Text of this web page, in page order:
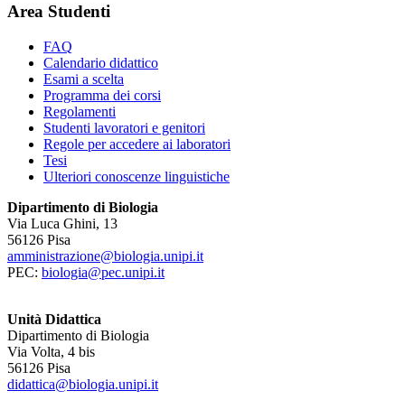
Area Studenti
FAQ
Calendario didattico
Esami a scelta
Programma dei corsi
Regolamenti
Studenti lavoratori e genitori
Regole per accedere ai laboratori
Tesi
Ulteriori conoscenze linguistiche
Dipartimento di Biologia
Via Luca Ghini, 13
56126 Pisa
amministrazione@biologia.unipi.it
PEC: biologia@pec.unipi.it
Unità Didattica
Dipartimento di Biologia
Via Volta, 4 bis
56126 Pisa
didattica@biologia.unipi.it